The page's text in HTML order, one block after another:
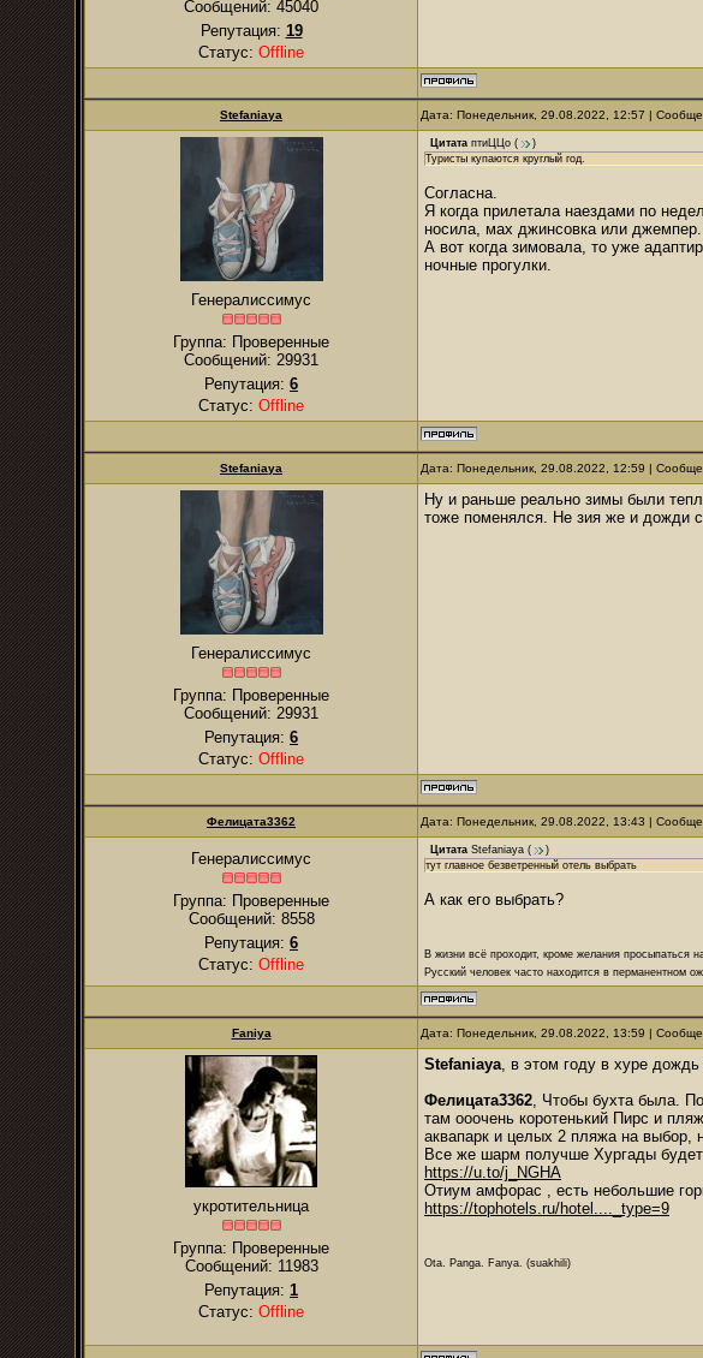
Сообщений: 45040
Репутация: 19
Статус: Offline
Stefaniaya Дата: Понедельник, 29.08.2022, 12:57 |
Генералиссимус
Группа: Проверенные
Сообщений: 29931
Репутация: 6
Статус: Offline
Цитата птиЦЦо (
)
Туристы купаются круглый год.
Согласна.
Я когда прилетала наездами по
носила, мах джинсовка или
А вот когда зимовала, то уже
ночные прогулки.
Stefaniaya Дата: Понедельник, 29.08.2022, 12:59 |
Генералиссимус
Группа: Проверенные
Сообщений: 29931
Репутация: 6
Статус: Offline
Ну и раньше реально зимы были
тоже поменялся. Не зия же и дожди
Фелицата3362 Дата: Понедельник, 29.08.2022, 13:43 |
Генералиссимус
Группа: Проверенные
Сообщений: 8558
Репутация: 6
Статус: Offline
Цитата Stefaniaya (
)
тут главное безветренный отель выбрать
А как его выбрать?
В жизни всё проходит, кроме желания просыпаться
Русский человек часто находится в перманентном
Faniya Дата: Понедельник, 29.08.2022, 13:59 |
укротительница
Группа: Проверенные
Сообщений: 11983
Репутация: 1
Статус: Offline
Stefaniaya, в этом году в хуре
Фелицата3362, Чтобы бухта была.
там ооочень коротенький Пирс и
аквапарк и целых 2 пляжа на выбор,
Все же шарм получше Хургады будет
https://u.to/j_NGHA
Отиум амфорас , есть небольшие
https://tophotels.ru/hotel...._type=9
Ota. Panga. Fanya. (suakhili)